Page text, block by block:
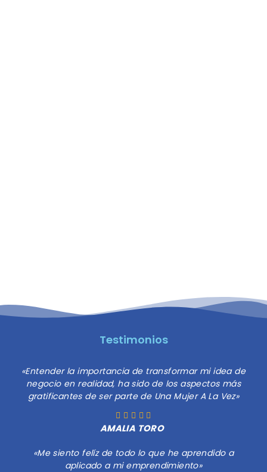
Testimonios
«Entender la importancia de transformar mi idea de
negocio en realidad, ha sido de los aspectos más
gratificantes de ser parte de Una Mujer A La Vez»
AMALIA TORO
«Me siento felíz de todo lo que he aprendido a
aplicado a mi emprendimiento»